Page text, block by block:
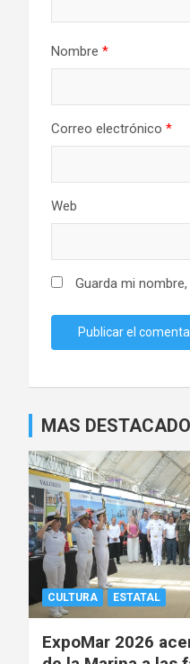
Nombre *
Correo electrónico *
Web
Guarda mi
MAS
CULTURA ESTATAL
ExpoMar 2026